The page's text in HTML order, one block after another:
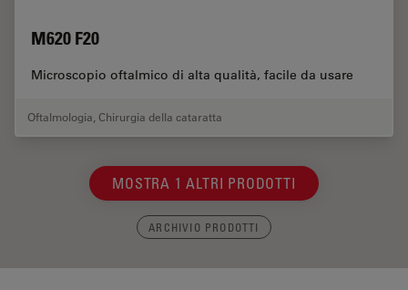
M620 F20
Microscopio oftalmico di alta qualità, facile da usare
Oftalmologia Chirurgia della cataratta
MOSTRA 1 ALTRI PRODOTTI
ARCHIVIO PRODOTTI